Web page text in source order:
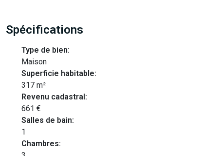
Spécifications
Type de bien:
Maison
Superficie habitable:
317 m²
Revenu cadastral:
661 €
Salles de bain:
1
Chambres: